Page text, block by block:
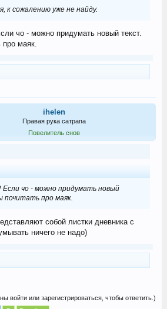
к сожалению уже не найду.
чо - можно придумать новый текст.
маяк.
ihelen
Правая рука сатрапа
Повелитель снов
Если чо - можно придумать новый
почитать про маяк.
собой листки дневника с
ничего не надо)
войти или зарегистрироваться, чтобы ответить.)